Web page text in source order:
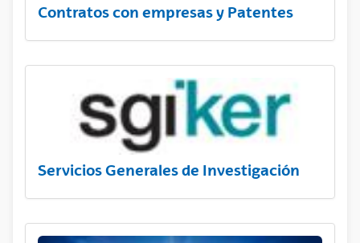
Contratos con empresas y Patentes
Servicios Generales de Investigación